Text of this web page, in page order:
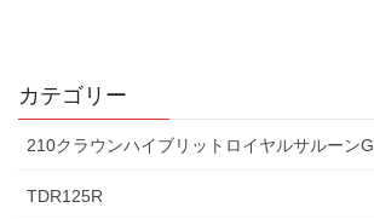
カテゴリー
210クラウンハイブリットロイヤルサルーンG
TDR125R